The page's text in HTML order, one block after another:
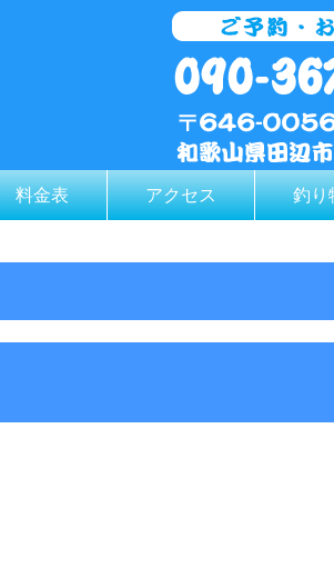
料金表 アクセス 釣り